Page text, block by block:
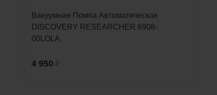
Вакуумная Помпа Автоматическая
DISCOVERY RESEARCHER 6908-
00LOLA
4 950 ₽